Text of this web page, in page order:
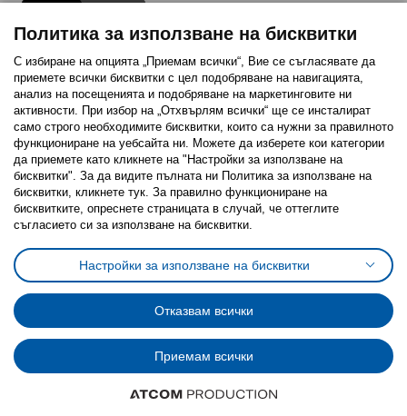
Последвайте ни:
FacebookTwitterYoutubePinterestInstagram
Политика за използване на бисквитки (Cookies)
Избор на настройки за използване на бисквитки
Условия за ползване на ikea.bgОбща политика за личните данни
Политика за защита на личните данни на ikea.bg
Общи условия на програма IKEA Family
Политика за защита на лични данни на програма IKEA Family
© Inter-IKEA Systems B.V. 1999 - 2025
Политика за използване на бисквитки
С избиране на опцията „Приемам всички“, Вие се съгласявате да
приемете всички бисквитки с цел подобряване на навигацията,
анализ на посещенията и подобряване на маркетинговите ни
активности. При избор на „Отхвърлям всички“ ще се инсталират
само строго необходимитe бисквитки, които са нужни за правилното
функциониране на уебсайта ни. Можете да изберете кои категории
да приемете като кликнете на "Настройки за използване на
бисквитки". За да видите пълната ни Политика за използване на
бисквитки, кликнете тук. За правилно функциониране на
бисквитките, опреснете страницата в случай, че оттеглите
съгласието си за използване на бисквитки.
Настройки за използване на бисквитки
Отказвам всички
Приемам всички